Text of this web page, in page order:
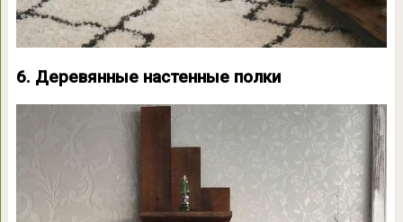
6. Деревянные настенные полки